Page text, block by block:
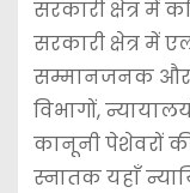
सरकारी क्षेत्र में
सरकारी क्षेत्र में
सम्मानजनक और
विभागों,
कानूनी पेशेवरों
स्नातक यहाँ